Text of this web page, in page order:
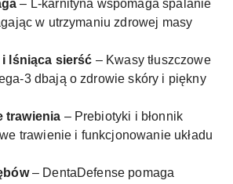
– L-karnityna wspomaga spalanie
w utrzymaniu zdrowej masy
lśniąca sierść – Kwasy tłuszczowe
3 dbają o zdrowie skóry i piękny
trawienia – Prebiotyki i błonnik
trawienie i funkcjonowanie układu
– DentaDefense pomaga